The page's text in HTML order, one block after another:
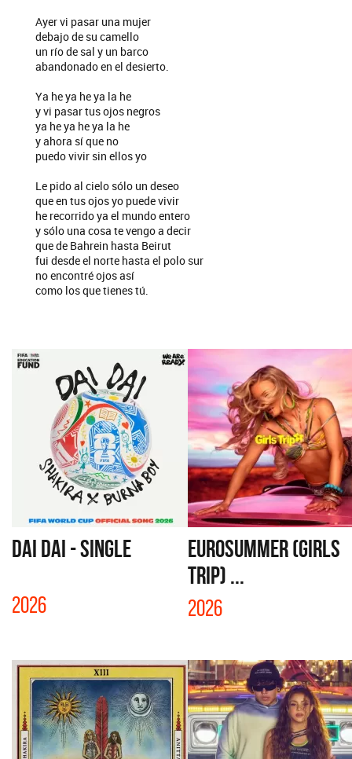
Ayer vi pasar una mujer
debajo de su camello
un río de sal y un barco
abandonado en el desierto.
Ya he ya he ya la he
y vi pasar tus ojos negros
ya he ya he ya la he
y ahora sí que no
puedo vivir sin ellos yo
Le pido al cielo sólo un deseo
que en tus ojos yo puede vivir
he recorrido ya el mundo entero
y sólo una cosa te vengo a decir
que de Bahrein hasta Beirut
fui desde el norte hasta el polo sur
no encontré ojos así
como los que tienes tú.
DAI DAI - SINGLE
2026
EUROSUMMER (GIRLS
TRIP) ...
2026